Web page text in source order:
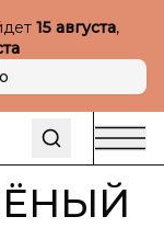
15 августа,